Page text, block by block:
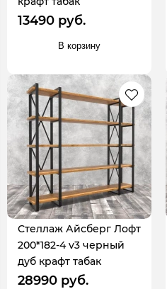
13490 руб.
В корзину
Стеллаж Айсберг Лофт
200*182-4 v3 черный
дуб крафт табак
28990 руб.